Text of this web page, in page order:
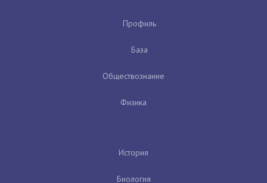
Профиль
База
Обществознание
Физика
История
Биология